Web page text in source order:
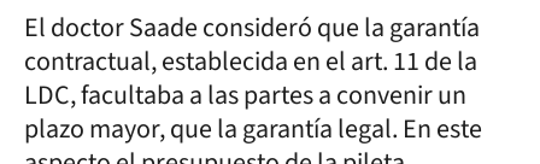
El doctor Saade consideró que la garantía
contractual, establecida en el art. 11 de la
LDC, facultaba a las partes a convenir un
plazo mayor, que la garantía legal. En este